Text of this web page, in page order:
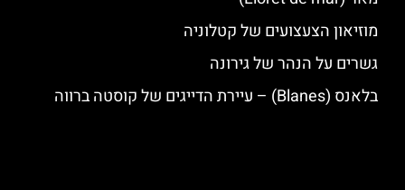
מוזיאון הצעצועים של קטלוניה
גשרים על הנהר של גירונה
בלאנס (Blanes) – עיירת הדייגים של קוסטה ברווה